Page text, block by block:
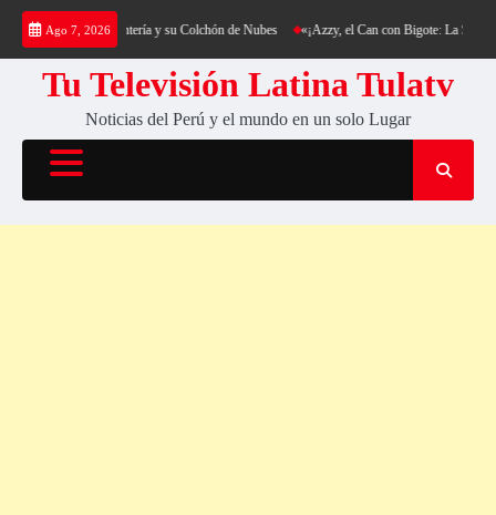
Saltar
contenido
Ago 7, 2026
al Cerro Cantería y su Colchón de Nubes «¡Azzy, el Can con Bigote: La
Tu Televisión Latina Tulatv
Noticias del Perú y el mundo en un solo Lugar